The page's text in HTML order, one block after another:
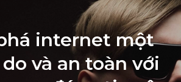
internet một
và an toàn với